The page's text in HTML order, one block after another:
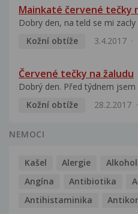
Mainkaté červené tečky
Dobry den, na teld se mi
Kožní obtíže
3.4.2017
Červené tečky na žaludu
Dobrý den. Před týdnem jsem
Kožní obtíže
28.2.2017
NEMOCI
Kašel Alergie
Angína
Antibiotika
Antihistaminika